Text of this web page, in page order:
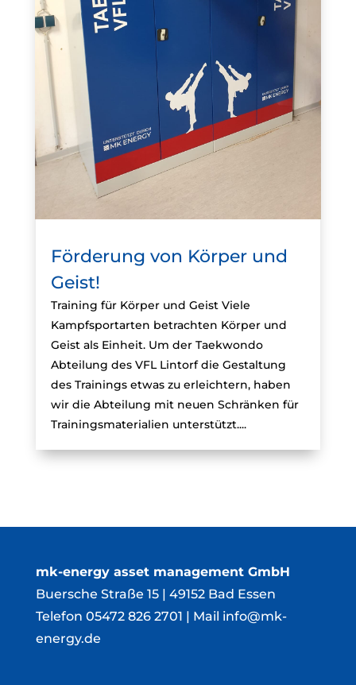
Förderung von Körper und
Geist!
Training für Körper und Geist Viele
Kampfsportarten betrachten Körper und
Geist als Einheit. Um der Taekwondo
Abteilung des VFL Lintorf die Gestaltung
des Trainings etwas zu erleichtern, haben
wir die Abteilung mit neuen Schränken für
Trainingsmaterialien unterstützt....
mk-energy asset management GmbH
Buersche Straße 15 | 49152 Bad Essen
Telefon 05472 826 2701 | Mail info@mk-
energy.de